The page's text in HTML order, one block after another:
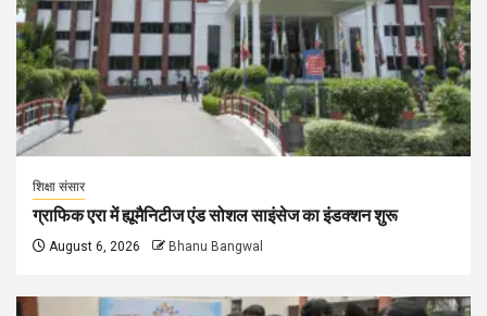
शिक्षा संसार
ग्राफिक एरा में ह्यूमैनिटीज एंड सोशल साइंसेज का इंडक्शन शुरू
August 6, 2026 Bhanu Bangwal